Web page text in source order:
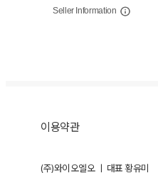
Seller Information
이용약관
(주)와이오엘오 ㅣ 대표 황유미